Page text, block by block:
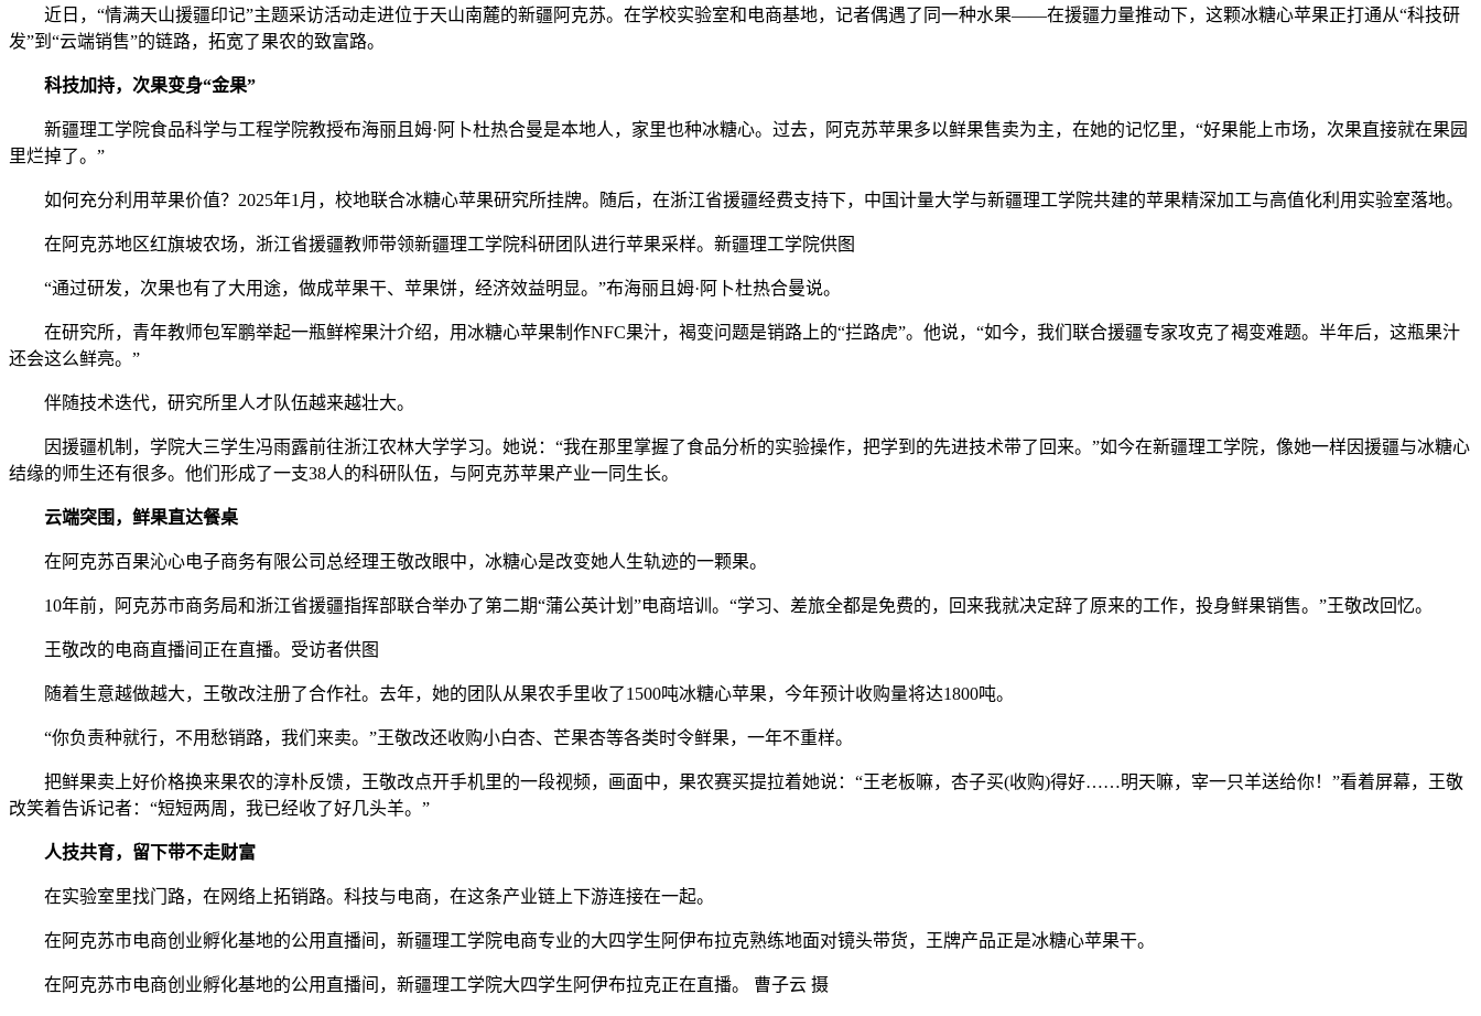
近日，“情满天山援疆印记”主题采访活动走进位于天山南麓的新疆阿克苏。在学校实验室和电商基地，记者偶遇了同一种水果——在援疆力量推动下，这颗冰糖心苹果正打通从“科技研
发”到“云端销售”的链路，拓宽了果农的致富路。
科技加持，次果变身“金果”
新疆理工学院食品科学与工程学院教授布海丽且姆·阿卜杜热合曼是本地人，家里也种冰糖心。过去，阿克苏苹果多以鲜果售卖为主，在她的记忆里，“好果能上市场，次果直接就在果园
里烂掉了。”
如何充分利用苹果价值？2025年1月，校地联合冰糖心苹果研究所挂牌。随后，在浙江省援疆经费支持下，中国计量大学与新疆理工学院共建的苹果精深加工与高值化利用实验室落地。
在阿克苏地区红旗坡农场，浙江省援疆教师带领新疆理工学院科研团队进行苹果采样。新疆理工学院供图
“通过研发，次果也有了大用途，做成苹果干、苹果饼，经济效益明显。”布海丽且姆·阿卜杜热合曼说。
在研究所，青年教师包军鹏举起一瓶鲜榨果汁介绍，用冰糖心苹果制作NFC果汁，褐变问题是销路上的“拦路虎”。他说，“如今，我们联合援疆专家攻克了褐变难题。半年后，这瓶果汁
还会这么鲜亮。”
伴随技术迭代，研究所里人才队伍越来越壮大。
因援疆机制，学院大三学生冯雨露前往浙江农林大学学习。她说：“我在那里掌握了食品分析的实验操作，把学到的先进技术带了回来。”如今在新疆理工学院，像她一样因援疆与冰糖心
结缘的师生还有很多。他们形成了一支38人的科研队伍，与阿克苏苹果产业一同生长。
云端突围，鲜果直达餐桌
在阿克苏百果沁心电子商务有限公司总经理王敬改眼中，冰糖心是改变她人生轨迹的一颗果。
10年前，阿克苏市商务局和浙江省援疆指挥部联合举办了第二期“蒲公英计划”电商培训。“学习、差旅全都是免费的，回来我就决定辞了原来的工作，投身鲜果销售。”王敬改回忆。
王敬改的电商直播间正在直播。受访者供图
随着生意越做越大，王敬改注册了合作社。去年，她的团队从果农手里收了1500吨冰糖心苹果，今年预计收购量将达1800吨。
“你负责种就行，不用愁销路，我们来卖。”王敬改还收购小白杏、芒果杏等各类时令鲜果，一年不重样。
把鲜果卖上好价格换来果农的淳朴反馈，王敬改点开手机里的一段视频，画面中，果农赛买提拉着她说：“王老板嘛，杏子买(收购)得好……明天嘛，宰一只羊送给你！”看着屏幕，王敬
改笑着告诉记者：“短短两周，我已经收了好几头羊。”
人技共育，留下带不走财富
在实验室里找门路，在网络上拓销路。科技与电商，在这条产业链上下游连接在一起。
在阿克苏市电商创业孵化基地的公用直播间，新疆理工学院电商专业的大四学生阿伊布拉克熟练地面对镜头带货，王牌产品正是冰糖心苹果干。
在阿克苏市电商创业孵化基地的公用直播间，新疆理工学院大四学生阿伊布拉克正在直播。 曹子云 摄